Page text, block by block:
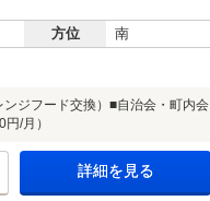
方位 南
ジフード交換）■自治会・町内会
/月）
詳細を見る